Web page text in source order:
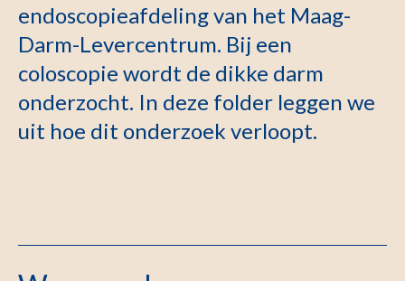
endoscopieafdeling van het Maag-
Darm-Levercentrum. Bij een
coloscopie wordt de dikke darm
onderzocht. In deze folder leggen we
uit hoe dit onderzoek verloopt.